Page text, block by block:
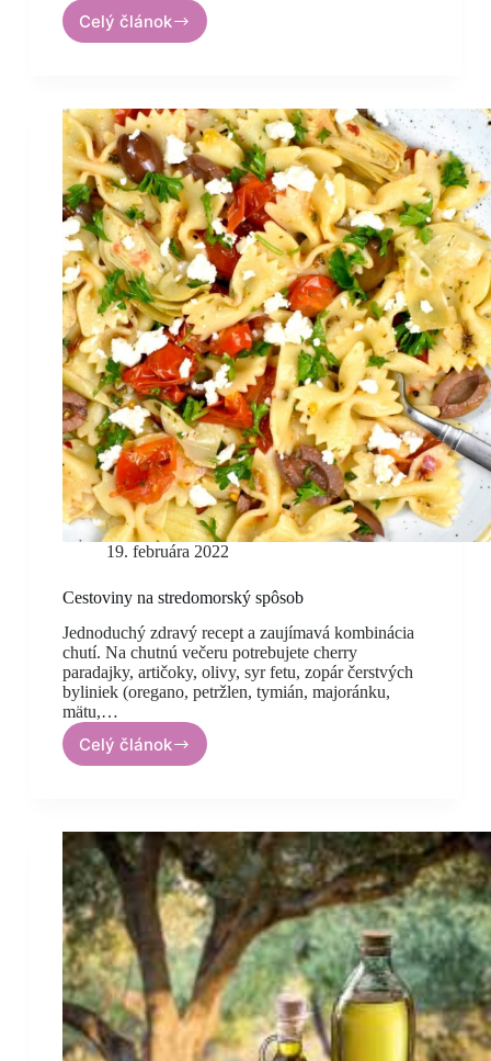
Celý článok
Grécke
polievke
19. februára 2022
Cestoviny na stredomorský spôsob
Jednoduchý zdravý recept a zaujímavá kombinácia
chutí. Na chutnú večeru potrebujete cherry
paradajky, artičoky, olivy, syr fetu, zopár čerstvých
byliniek (oregano, petržlen, tymián, majoránku,
mätu,…
Celý článokCestoviny